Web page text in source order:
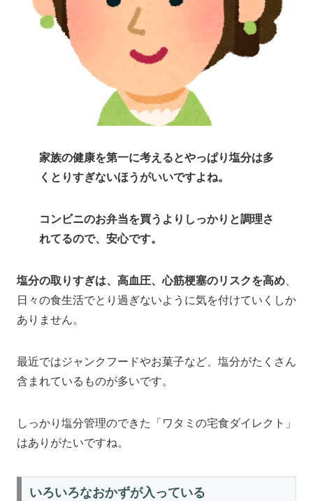
家族の健康を第一に考えるとやっぱり塩分は多
くとりすぎないほうがいいですよね。
コンビニのお弁当を買うよりしっかりと調理さ
れてるので、安心です。
塩分の取りすぎは、高血圧、心筋梗塞のリスクを高め、
日々の食生活でとり過ぎないように気を付けていくしか
ありません。
最近ではジャンクフードやお菓子など、塩分がたくさん
含まれているものが多いです。
しっかり塩分管理のできた「ワタミの宅食ダイレクト」
はありがたいですね。
いろいろなおかずが入っている